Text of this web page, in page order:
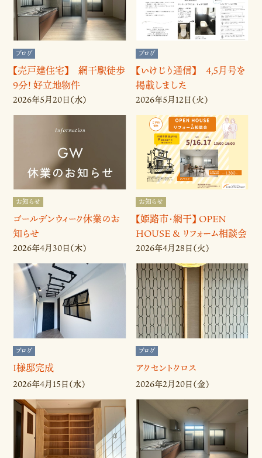
ブログ
【売戸建住宅】 網干駅徒歩
9分！ 好立地物件
2026年5月20日（水）
ブログ
【いけじり通信】 4,5月号を
掲載しました
2026年5月12日（火）
お知らせ
ゴールデンウィーク休業のお
知らせ
2026年4月30日（木）
お知らせ
【姫路市・網干】 OPEN
HOUSE & リフォーム相談会
🌟開催決定しました！
2026年4月28日（火）
ブログ
I様邸完成
2026年4月15日（水）
ブログ
アクセントクロス
2026年2月20日（金）